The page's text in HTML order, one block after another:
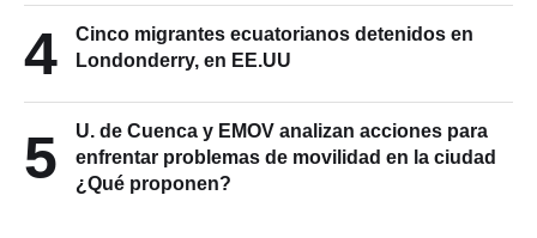
4
Cinco migrantes ecuatorianos detenidos en
Londonderry, en EE.UU
5
U. de Cuenca y EMOV analizan acciones para
enfrentar problemas de movilidad en la ciudad
¿Qué proponen?